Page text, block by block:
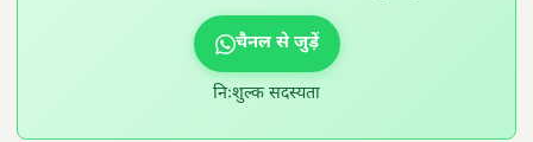
चैनल से जुड़ें
निःशुल्क सदस्यता